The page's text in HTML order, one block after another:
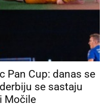
Pan Cup: danas se
se sastaju
Močile